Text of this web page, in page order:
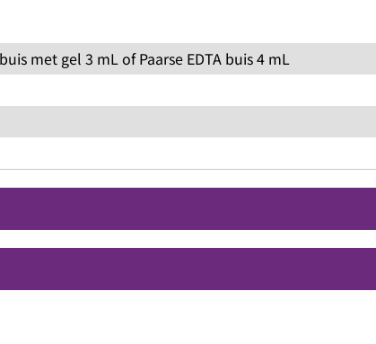
met gel 3 mL of Paarse EDTA buis 4 mL